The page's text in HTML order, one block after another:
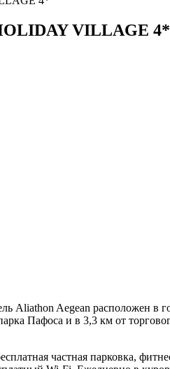
VILLAGE 4*
Aliathon Aegean расположен в
Пафоса и в 3,3 км от
частная парковка,